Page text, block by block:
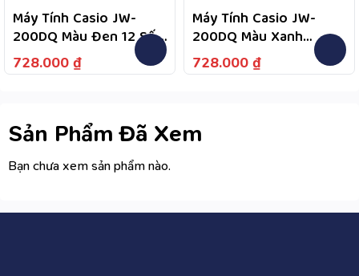
Máy Tính Casio JW-
200DQ Màu Đen 12 Số,
Bảo Hành 7 Năm
728.000 ₫
Máy Tính Casio JW-
200DQ Màu Xanh
Dương – Màn Hình LCD
Lớn Dễ Quan Sát, Phím
728.000 ₫
Sản Phẩm Đã Xem
Bạn chưa xem sản phẩm nào.